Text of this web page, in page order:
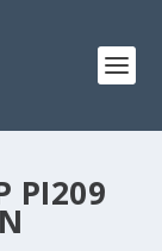
PI209